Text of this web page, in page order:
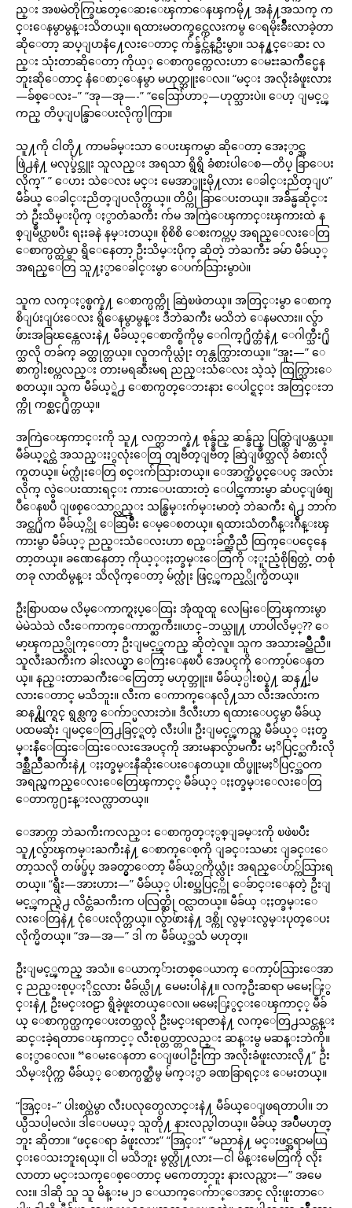
ည္း အၿမဲတိုက္ခြၽတ္ေဆးေၾကာေနၾကမို႔ အနံ႔အသက္ က
င္းေနမွာမွန္းသိတယ္။ ရထားမတက္ခင္ကေလးကမွ ေရမိုးခ်ိဳးလာခဲ့တာ
ဆိုေတာ့ ဆပ္ျပာနံ႔ေလးေတာင္ က်န္ခ်င္က်န္ဦးမွာ။ သန႔္စင္ေဆး လ
ည္း သုံးတာဆိုေတာ့ ကိုယ့္ ေစာက္ပတ္ကေလးဟာ ေမႊးႀကိဳင္မေန
ဘူးဆိုေတာင္ နံေစာ္ေနမွာ မဟုတ္ဘူးေလ။ “မင္း အလိုးခံဖူးလား
—ခ်စ္ေလး–” “အု—အု—-” “ဪေဟာ္—ဟုတ္သားပဲ။ ေဟ့ ျမင့္ၾ
ကည္ တိပ္ျပန္ခြာေပးလိုက္ပါကြာ။
သူ႔ကို ငါတို႔ ကာမခ်မ္းသာ ေပးၾကမွာ ဆိုေတာ့ အေႏွာင္အ
ဖြဲ႕နဲ႔ မလုပ္ခ်င္ဘူး သူလည္း အရသာ ရွိရွိ ခံစားပါေစ—တိပ္ ခြာေပး
လိုက္” ” ေဟး သဲေလး မင္း မေအာ္ဖူးမို႔လား ေခါင္းညိတ္ျပ”
မီခ်ယ္ ေခါင္းညိတ္ျပလိုက္တယ္။ တိပ္ကို ခြာေပးတယ္။ အခ်ိန္မဆိုင္း
ဘဲ ဦးသိမ္းပိုက္ ႏွာတံႀကီး က်မ အကြဲေၾကာင္းၾကားထဲ န
စ္ျမဳပ္လာၿပီး ရႈးခနဲ နမ္းတယ္။ စိုစိစိ ေစးကပ္ကပ္ အရည္ေလးေတြ
ေစာက္ပတ္ထဲမွာ ရွိေနေတာ့ ဦးသိမ္းပိုက္ ဆိုတဲ့ ဘဲႀကီး ခမ်ာ မီခ်ယ့္
အရည္ေတြ သူ႔ႏွာေခါင္းမွာ ေပက်ံသြားမွာပဲ။
သူက လက္ႏွစ္ဖက္နဲ႔ ေစာက္ပတ္ကို ဆြဲၿဖဲတယ္။ အတြင္းမွာ ေစာက္
စိျပဴးျပဴးေလး ရွိေနမွာမွန္း ဒီဘဲႀကီး မသိဘဲ ေနမလား။ လွ်ာ
ဖ်ားအခြၽန္ကေလးနဲ႔ မီခ်ယ့္ေစာက္စိကိုမွ ေဂါက္႐ိုက္တံနဲ႔ ေဂါက္သီး႐ို
က္သလို တခ်က္ ခတ္ထုတ္တယ္။ လူတကိုယ္လုံး တုန္တက္သြားတယ္။ “အူး—” ေ
စာက္ပါးစပ္ကလည္း တားမရဆီးမရ ညည္းသံေလး သဲ့သဲ့ ထြက္သြားေ
စတယ္။ သူက မီခ်ယ့္ရဲ႕ ေစာက္ပတ္ေဘးနား ေပါင္ရင္း အတြင္းဘ
က္ကို ကစ္ဆင္႐ိုက္တယ္။
အကြဲေၾကာင္းကို သူ႔ လက္တဘက္နဲ႔ စုန္ခ်ည္ ဆန္ခ်ည္ ပြတ္ဆြဲျပန္တယ္။
မီခ်ယ့္ရင္ထဲ အသည္းႏွလုံးေတြ တျဗဳတ္ျဗဳတ္ ဆြဲျဖဳတ္သလို ခံစားလို
က္ရတယ္။ မ်က္လုံးေတြ စင္းက်သြားတယ္။ ေအာက္အိပ္စင္ေပၚ အလ်ား
လိုက္ လွဲေပးထားရင္း ကားေပးထားတဲ့ ေပါင္ၾကားမွာ ဆံပင္ျဖဴစျ
ပဳေနၿပီ ျဖစ္ေသာ္လည္း သန္စြမ္းက်မ္းမာတဲ့ ဘဲႀကီး ရဲ႕ ဘာဂ်ာ
အင္ထ႐ိုက မီခ်ယ့္ကို ေဆြမ်ိဳး ေမ့ေစတယ္။ ရထားသံတဂ်ဳန္းဂ်ဳန္းၾ
ကားမွာ မီခ်ယ့္ ညည္းသံေလးဟာ စည္းခ်က္ညီညီ ထြက္ေပၚေနေ
တာ့တယ္။ ခဏေနေတာ့ ကိုယ့္ႏႈတ္ခမ္းေတြကို ႏူးညံ့စိုစြတ္တဲ့ တစုံ
တခု လာထိမွန္း သိလိုက္ေတာ့ မ်က္လုံး ဖြင့္ၾကည့္လိုက္မိတယ္။
ဦးစြာပထမ လိမ္ေကာက္ရႈပ္ေထြး အုံထူထူ လေမြးေတြၾကားမွာ
မဲမဲသဲသဲ လီးေကာက္ေကာက္ႀကီး။ဟင္–ဘယ္သူ႔ ဟာပါလိမ့္?? ေ
မာ့ၾကည့္လိုက္ေတာ့ ဦးျမင့္ၾကည္ ဆိုတဲ့လူ။ သူက အသားခပ္ညိဳညိဳ။
သူလီးႀကီးက ခါးလယ္မွာ ေကြးေနၿပီ အေပၚကို ေကာ့ပ်ံေနတ
ယ္။ နည္းတာႀကီးေတြေတာ့ မဟုတ္ဘူး။ မီခ်ယ့္ပါးစပ္နဲ႔ ဆန႔္ပါ့မ
လားေတာင္ မသိဘူး။ လီးက ေကာက္ေနလို႔သာ လီးအလ်ားက
ဆန႔္လိုက္ရင္ ရွစ္လက္မ ေက်ာ္မလားဘဲ။ ဒီလီးဟာ ရထားေပၚမွာ မီခ်ယ္
ပထမဆုံး ျမင္ေတြ႕ခြင့္ရတဲ့ လီးပါ။ ဦးျမင့္ၾကည္က မီခ်ယ့္ ႏႈတ္ခ
မ္းနီေထြးေထြးေလးအေပၚကို အားမနာလွ်ာမက်ိဳး မႈိပြင့္ႀကီးလို
ဒစ္ညိဳညိဳႀကီးနဲ႔ ႏႈတ္ခမ္းနီဆိုးေပးေနတယ္။ ထိပ္ဖူးမႈိပြင့္အဝက
အရည္ၾကည္ေလးေတြေၾကာင့္ မီခ်ယ့္ ႏႈတ္ခမ္းေလးေတြ
ေတာက္ပ႐ႊန္းလက္လာတယ္။
ေအာက္က ဘဲႀကီးကလည္း ေစာက္ပတ္ႏွစ္ျခမ္းကို ၿဖဲၿပီး
သူ႔လွ်ာၾကမ္းႀကီးနဲ႔ ေစာက္ေစ့ကို ျခင္းသမား ျခင္းေ
တာ့သလို တဖ်ပ္ဖ်ပ္ အခတ္မွာေတာ့ မီခ်ယ့္တကိုယ္လုံး အရည္ေပ်ာ္က်သြားရ
တယ္။ “ရွီး—အားဟား—” မီခ်ယ့္ ပါးစပ္အပြင့္ကို ေခ်ာင္းေနတဲ့ ဦးျ
မင့္ၾကည္ရဲ႕ လိင္တံႀကီးက ပလြတ္ဆို ဝင္လာတယ္။ မီခ်ယ္ ႏႈတ္ခမ္းေ
လးေတြနဲ႔ ငုံေပးလိုက္တယ္။ လွ်ာဖ်ားနဲ႔ ဒစ္ကို လွမ္းလွမ္းပုတ္ေပး
လိုက္မိတယ္။ “အ—အ—” ဒါ က မီခ်ယ့္အသံ မဟုတ္။
ဦးျမင့္ၾကည္ အသံ။ ေယာက္်ားတစ္ေယာက္ ေကာ့ပ်ံသြားေအာ
င္ ညည္းစုပ္ႏိုင္သလား မီခ်ယ္လို႔ မေမးပါနဲ႔။ လက္ဦးဆရာ မမေႏြႏွ
င္းနဲ႔ ဦးမင္းဝဠာ ရွိခဲ့ဖူးတယ္ေလ။ မမေႏြႏွင္းေၾကာင့္ မီခ်
ယ္ ေစာက္ပတ္ယက္ေပးတတ္သလို ဦးမင္းရာဇာနဲ႔ လက္ေတြ႕သင္တန္း
ဆင္းခဲ့ရတာေၾကာင့္ လီးစုပ္တတ္တာလည္း ဆန္းမွ မဆန္းဘဲကို။
ေႏွာေလ။ “ေမးေနတာ ေျဖပါဦးကြာ အလိုးခံဖူးလားလို႔” ဦး
သိမ္းပိုက္က မီခ်ယ့္ ေစာက္ပတ္ဆီမွ မ်က္ႏွာ ခဏခြာရင္း ေမးတယ္။
“အြင္း–” ပါးစပ္ထဲမွာ လီးပလုတ္ပေလာင္းနဲ႔ မီခ်ယ္ေျဖရတာပါ။ ဘ
ယ္ပီသပါ့မလဲ။ ဒါေပမယ့္ သူတို႔ နားလည္ပါတယ္။ မီခ်ယ္ အပ်ိဳမဟုတ္
ဘူး ဆိုတာ။ “ဖင္ေရာ ခံဖူးလား” “အြင္း” “မညာနဲ႔ မင္းဖင္အရာမယြ
င္းေသးဘူးရယ္။ ငါ မသိဘူး မွတ္လို႔လား—ငါ မိန္းမေတြကို လိုး
လာတာ မင္းသက္ေစ့ေတာင္ မကေတာ့ဘူး နားလည္လား—” အမေ
လး။ ဒါဆို သူ သူ မိန္းမ၂၁ ေယာက္ေက်ာ္ေအာင္ လိုးဖူးတာေ